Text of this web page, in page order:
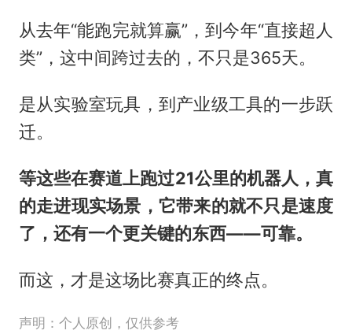
从去年“能跑完就算赢”，到今年“直接超人
类”，这中间跨过去的，不只是365天。
是从实验室玩具，到产业级工具的一步跃
迁。
等这些在赛道上跑过21公里的机器人，真
的走进现实场景，它带来的就不只是速度
了，还有一个更关键的东西——可靠。
而这，才是这场比赛真正的终点。
声明：个人原创，仅供参考